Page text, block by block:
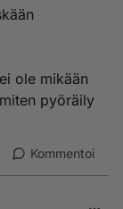
ole mikään
pyöräily
Kommentoi